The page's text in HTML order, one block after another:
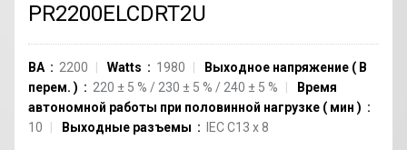
PR2200ELCDRT2U
ВА 2200 Watts 1980 Выходное напряжение ( В
перем. ) 220 ± 5 % / 230 ± 5 % / 240 ± 5 %
Время
автономной работы при половинной нагрузке ( мин )
10
Выходные разъемы IEC C13 x8